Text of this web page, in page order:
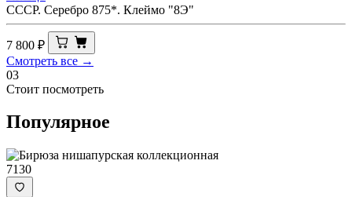
СССР. Серебро 875*. Клеймо "8Э"
7 800 ₽
Смотреть все →
03
Стоит посмотреть
Популярное
7130